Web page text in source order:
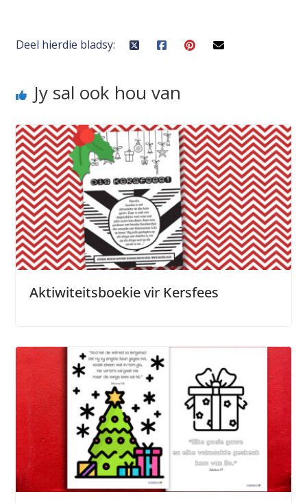
Deel hierdie bladsy:
Jy sal ook hou van
Aktiwiteitsboekie vir Kersfees